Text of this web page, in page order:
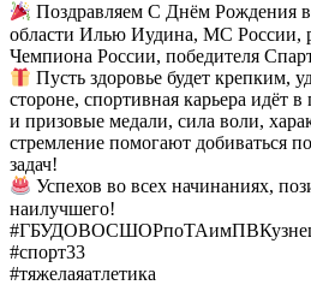
Поздравляем С Днём Рождения
области Илью Иудина, МС России,
Чемпиона России, победителя
Пусть здоровье будет крепким,
стороне, спортивная карьера идёт
и призовые медали, сила воли,
стремление помогают добиваться
задач!
Успехов во всех начинаниях,
наилучшего!
#спорт33
#тяжелаяатлетика